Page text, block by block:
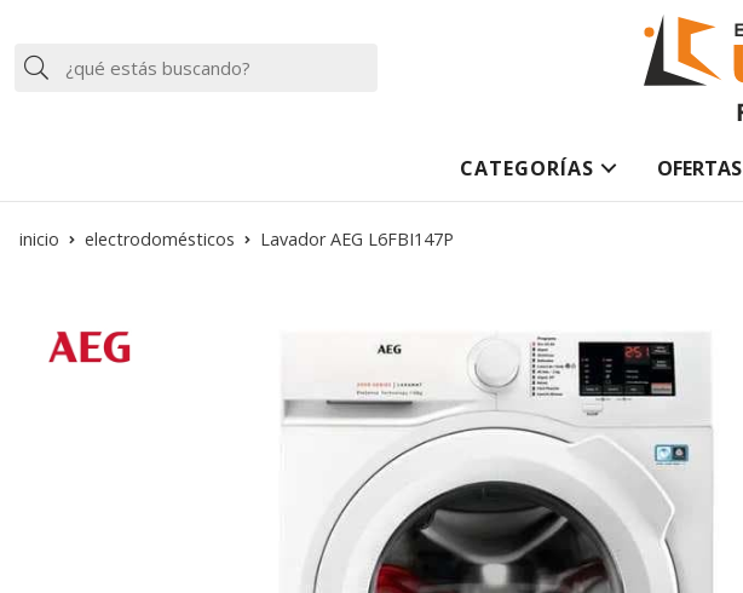
Buscar
CATEGORÍAS OFERTAS
inicio electrodomésticos Lavador AEG L6FBI147P